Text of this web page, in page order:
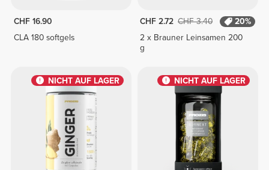
CHF 16.90
CLA 180 softgels
CHF 2.72 CHF 3.40
20%
2 x Brauner Leinsamen 200
g
NICHT AUF LAGER NICHT AUF LAGER